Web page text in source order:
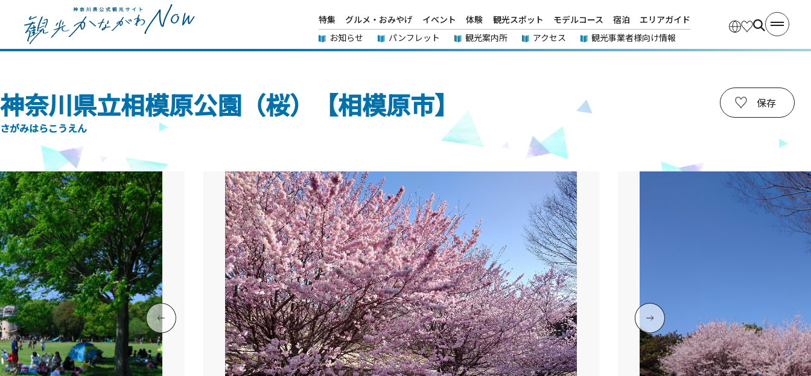
特集 グルメ・おみやげ イベント 体験 観光スポット モデルコース 宿泊
エリアガイド
お知らせ
パンフレット 観光案内所 アクセス 観光事業者様向け情報
神奈川県立相模原公園（桜）【相模原市】
さがみはらこうえん
保存